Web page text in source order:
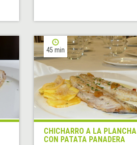
45 min
CHICHARRO A LA PLANCHA
CON PATATA PANADERA